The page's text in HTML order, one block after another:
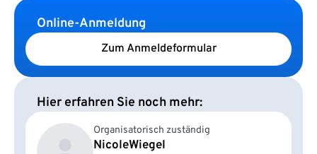
Online-Anmeldung
Zum Anmeldeformular
Hier erfahren Sie noch mehr:
Organisatorisch zuständig
NicoleWiegel